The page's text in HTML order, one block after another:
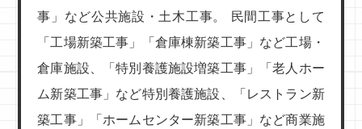
事」など公共施設・土木工事。 民間工事として
「工場新築工事」「倉庫棟新築工事」など工場・
倉庫施設、「特別養護施設増築工事」「老人ホー
ム新築工事」など特別養護施設、「レストラン新
築工事」「ホームセンター新築工事」など商業施